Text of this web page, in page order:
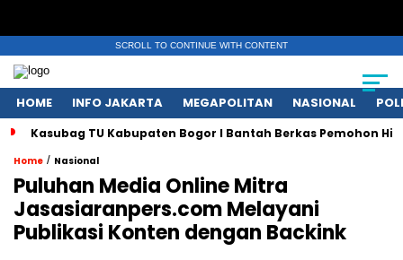
SCROLL TO CONTINUE WITH CONTENT
HOME INFO JAKARTA MEGAPOLITAN NASIONAL
Kasubag TU Kabupaten Bogor I Bantah Berkas Pemohon
Home / Nasional
Puluhan Media Online Mitra
Jasasiaranpers.com Melayani
Publikasi Konten dengan Backink